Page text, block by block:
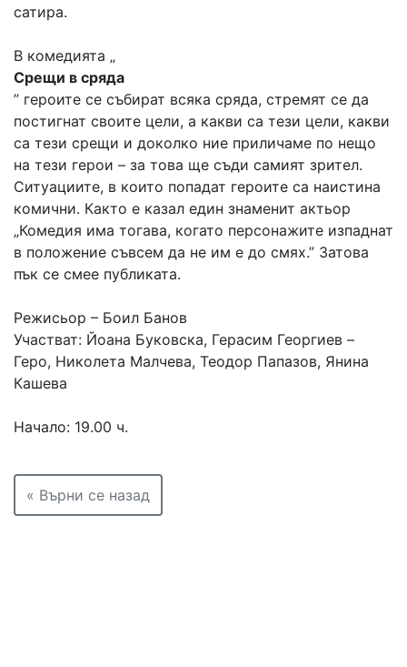
сатира.
В комедията „
Срещи в сряда
” героите се събират всяка сряда, стремят се да
постигнат своите цели, а какви са тези цели, какви
са тези срещи и доколко ние приличаме по нещо
на тези герои – за това ще съди самият зрител.
Ситуациите, в които попадат героите са наистина
комични. Както е казал един знаменит актьор
„Комедия има тогава, когато персонажите изпаднат
в положение съвсем да не им е до смях.” Затова
пък се смее публиката.
Режисьор – Боил Банов
Участват: Йоана Буковска, Герасим Георгиев –
Геро, Николета Малчева, Теодор Папазов, Янина
Кашева
Начало: 19.00 ч.
« Върни се назад